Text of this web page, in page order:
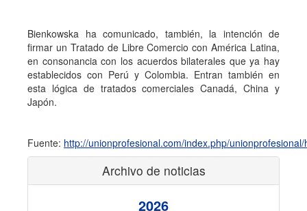
Bienkowska ha comunicado, también, la intención de
firmar un Tratado de Libre Comercio con América Latina,
en consonancia con los acuerdos bilaterales que ya hay
establecidos con Perú y Colombia. Entran también en
esta lógica de tratados comerciales Canadá, China y
Japón.
Fuente: http://unionprofesional.com/index.php/
Archivo de noticias
2026